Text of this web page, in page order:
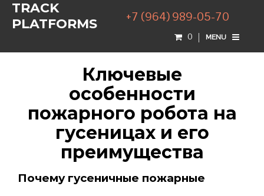
TRACK
PLATFORMS
+7 (964) 989-05-70
0 MENU
Ключевые
особенности
пожарного робота на
гусеницах и его
преимущества
Почему гусеничные пожарные